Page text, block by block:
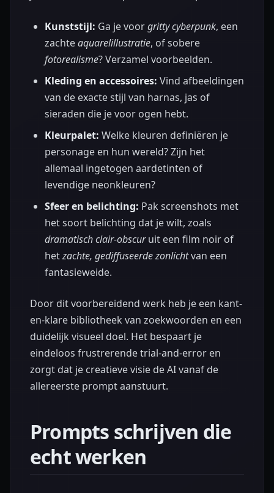
Kunststijl: Ga je voorgritty cyberpunk, een
zachteaquarelillustratie, of sobere
fotorealisme? Verzamel voorbeelden.
Kleding en accessoires: Vind afbeeldingen
van de exacte stijl van harnas, jas of
sieraden die je voor ogen hebt.
Kleurpalet: Welke kleuren definiëren je
personage en hun wereld? Zijn het
allemaal ingetogen aardetinten of
levendige neonkleuren?
Sfeer en belichting: Pak screenshots met
het soort belichting dat je wilt, zoals
dramatisch clair-obscuruit een film noir of
hetzachte, gediffuseerde zonlichtvan een
fantasieweide.
Door dit voorbereidend werk heb je een kant-
en-klare bibliotheek van zoekwoorden en een
duidelijk visueel doel. Het bespaart je
eindeloos frustrerende trial-and-error en
zorgt dat je creatieve visie de AI vanaf de
allereerste prompt aanstuurt.
Prompts schrijven die
echt werken